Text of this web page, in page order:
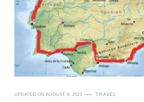
UPDATED ON AUGUST 6, 2023 TRAVEL